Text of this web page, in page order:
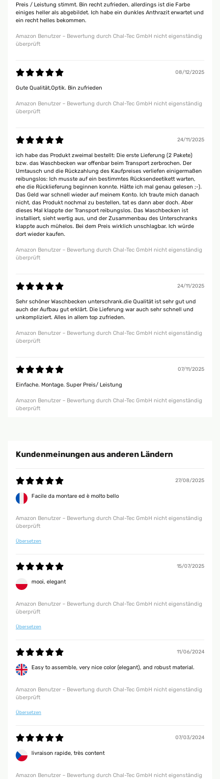
Preis / Leistung stimmt. Bin recht zufrieden, allerdings ist die Farbe
einiges heller als abgebildet. Ich habe ein dunkles Anthrazit erwartet und
ein recht helles bekommen.
Amazon Benutzer – Bewertung durch Chal-Tec GmbH nicht eigenständig
überprüft
08/12/2025
Gute Qualität,Optik. Bin zufrieden
Amazon Benutzer – Bewertung durch Chal-Tec GmbH nicht eigenständig
überprüft
24/11/2025
ich habe das Produkt zweimal bestellt: Die erste Lieferung (2 Pakete)
bzw. das Waschbecken war offenbar beim Transport zerbrochen. Der
Umtausch und die Rückzahlung des Kaufpreises verliefen einigermaßen
reibungslos: Ich musste auf ein bestimmtes Rücksendeetikett warten,
ehe die Rücklieferung beginnen konnte. Hätte ich mal genau gelesen ;-).
Das Geld war schnell wieder auf meinem Konto. Ich traute mich danach
nicht, das Produkt nochmal zu bestellen, tat es dann aber doch. Aber
dieses Mal klappte der Transport reibungslos. Das Waschbecken ist
installiert, sieht wertig aus, und der Zusammenbau des Unterschranks
klappte auch mühelos. Bei dem Preis wirklich unschlagbar. Ich würde
dort wieder kaufen.
Amazon Benutzer – Bewertung durch Chal-Tec GmbH nicht eigenständig
überprüft
24/11/2025
Sehr schöner Waschbecken unterschrank.die Qualität ist sehr gut und
auch der Aufbau gut erklärt. Die Lieferung war auch sehr schnell und
unkompliziert. Alles in allem top zufrieden.
Amazon Benutzer – Bewertung durch Chal-Tec GmbH nicht eigenständig
überprüft
07/11/2025
Einfache. Montage. Super Preis/ Leistung
Amazon Benutzer – Bewertung durch Chal-Tec GmbH nicht eigenständig
überprüft
Kundenmeinungen aus anderen Ländern
27/08/2025
Facile da montare ed è molto bello
Amazon Benutzer – Bewertung durch Chal-Tec GmbH nicht eigenständig
überprüft
Übersetzen
15/07/2025
mooi, elegant
Amazon Benutzer – Bewertung durch Chal-Tec GmbH nicht eigenständig
überprüft
Übersetzen
11/06/2024
Easy to assemble, very nice color (elegant), and robust material.
Amazon Benutzer – Bewertung durch Chal-Tec GmbH nicht eigenständig
überprüft
Übersetzen
07/03/2024
livraison rapide, très content
Amazon Benutzer – Bewertung durch Chal-Tec GmbH nicht eigenständig